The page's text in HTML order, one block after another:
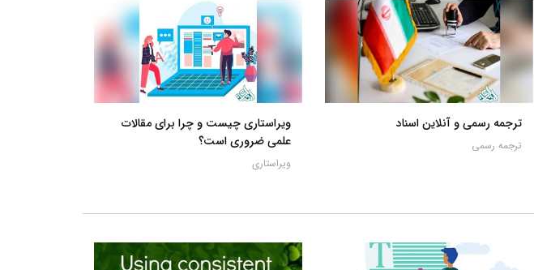
ترجمه رسمی و آنلاین اسناد
ترجمه رسمی
ویراستاری چیست و چرا برای مقالات
علمی ضروری است؟
ویراستاری